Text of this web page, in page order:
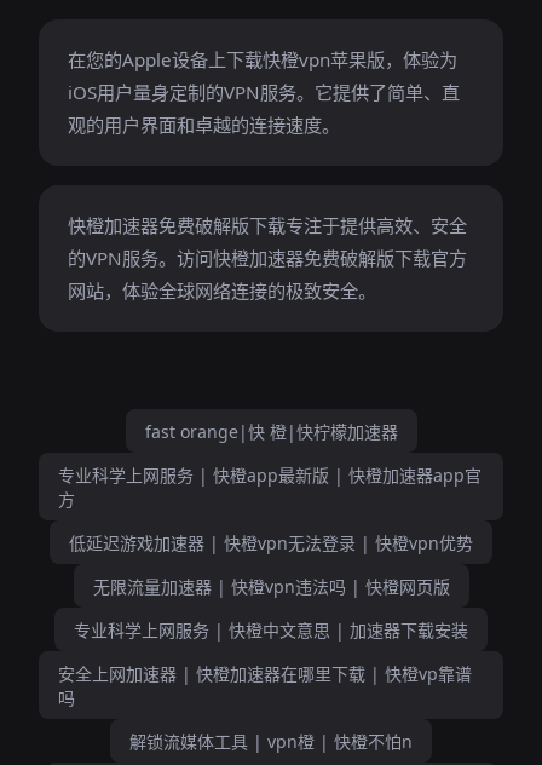
在您的Apple设备上下载快橙vpn苹果版，体验为
iOS用户量身定制的VPN服务。它提供了简单、直
观的用户界面和卓越的连接速度。
快橙加速器免费破解版下载专注于提供高效、安全
的VPN服务。访问快橙加速器免费破解版下载官方
网站，体验全球网络连接的极致安全。
fast orange|快 橙|快柠檬加速器
专业科学上网服务 | 快橙app最新版 | 快橙加速器app官
方
低延迟游戏加速器 | 快橙vpn无法登录 | 快橙vpn优势
无限流量加速器 | 快橙vpn违法吗 | 快橙网页版
专业科学上网服务 | 快橙中文意思 | 加速器下载安装
安全上网加速器 | 快橙加速器在哪里下载 | 快橙vp靠谱
吗
解锁流媒体工具 | vpn橙 | 快橙不怕n